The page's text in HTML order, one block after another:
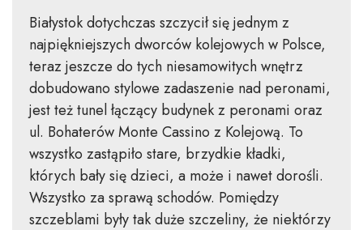
Białystok dotychczas szczycił się jednym z
najpiękniejszych dworców kolejowych w Polsce,
teraz jeszcze do tych niesamowitych wnętrz
dobudowano stylowe zadaszenie nad peronami,
jest też tunel łączący budynek z peronami oraz
ul. Bohaterów Monte Cassino z Kolejową. To
wszystko zastąpiło stare, brzydkie kładki,
których bały się dzieci, a może i nawet dorośli.
Wszystko za sprawą schodów. Pomiędzy
szczeblami były tak duże szczeliny, że niektórzy